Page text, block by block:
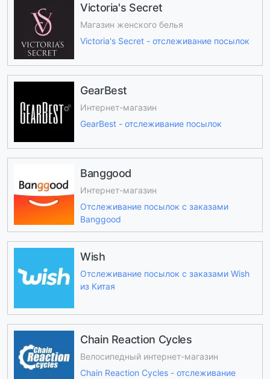
Victoria's Secret
Магазин женского белья
Victoria's Secret - отслеживание посылок
GearBest
Интернет-магазин
GearBest - отслеживание посылок
Banggood
Интернет-магазин
Отслеживание посылок с заказами
Banggood
Wish
Отслеживание посылок с заказами Wish
из Китая
Chain Reaction Cycles
Велосипедный интернет-магазин
Chain Reaction Cycles - отслеживание